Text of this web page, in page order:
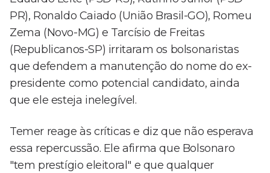
PR), Ronaldo Caiado (União Brasil-GO), Romeu
Zema (Novo-MG) e Tarcísio de Freitas
(Republicanos-SP) irritaram os bolsonaristas
que defendem a manutenção do nome do ex-
presidente como potencial candidato, ainda
que ele esteja inelegível.
Temer reage às críticas e diz que não esperava
essa repercussão. Ele afirma que Bolsonaro
"tem prestígio eleitoral" e que qualquer